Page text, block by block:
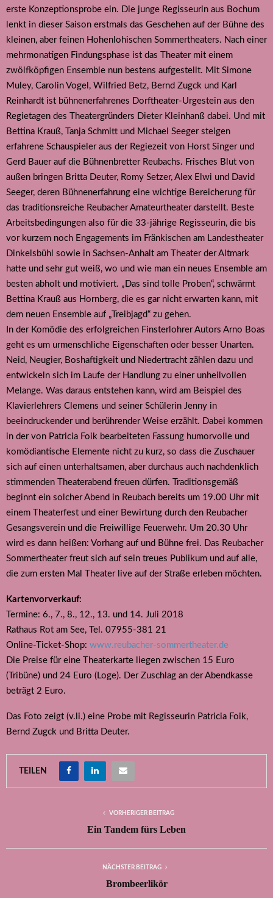
erste Konzeptionsprobe ein. Die junge Regisseurin aus Bochum
lenkt in dieser Saison erstmals das Geschehen auf der Bühne des
kleinen, aber feinen Hohenlohischen Sommertheaters. Nach einer
mehrmonatigen Findungsphase ist das Theater mit einem
zwölfköpfigen Ensemble nun bestens aufgestellt. Mit Simone
Muley, Carolin Vogel, Wilfried Betz, Bernd Zugck und Karl
Reinhardt ist bühnenerfahrenes Dorftheater-Urgestein aus den
Regietagen des Theatergründers Dieter Kleinhanß dabei. Und mit
Bettina Krauß, Tanja Schmitt und Michael Seeger steigen
erfahrene Schauspieler aus der Regiezeit von Horst Singer und
Gerd Bauer auf die Bühnenbretter Reubachs. Frisches Blut von
außen bringen Britta Deuter, Romy Setzer, Alex Elwi und David
Seeger, deren Bühnenerfahrung eine wichtige Bereicherung für
das traditionsreiche Reubacher Amateurtheater darstellt. Beste
Arbeitsbedingungen also für die 33-jährige Regisseurin, die bis
vor kurzem noch Engagements im Fränkischen am Landestheater
Dinkelsbühl sowie in Sachsen-Anhalt am Theater der Altmark
hatte und sehr gut weiß, wo und wie man ein neues Ensemble am
besten abholt und motiviert. „Das sind tolle Proben“, schwärmt
Bettina Krauß aus Hornberg, die es gar nicht erwarten kann, mit
dem neuen Ensemble auf „Treibjagd“ zu gehen.
In der Komödie des erfolgreichen Finsterlohrer Autors Arno Boas
geht es um urmenschliche Eigenschaften oder besser Unarten.
Neid, Neugier, Boshaftigkeit und Niedertracht zählen dazu und
entwickeln sich im Laufe der Handlung zu einer unheilvollen
Melange. Was daraus entstehen kann, wird am Beispiel des
Klavierlehrers Clemens und seiner Schülerin Jenny in
beeindruckender und berührender Weise erzählt. Dabei kommen
in der von Patricia Foik bearbeiteten Fassung humorvolle und
komödiantische Elemente nicht zu kurz, so dass die Zuschauer
sich auf einen unterhaltsamen, aber durchaus auch nachdenklich
stimmenden Theaterabend freuen dürfen. Traditionsgemäß
beginnt ein solcher Abend in Reubach bereits um 19.00 Uhr mit
einem Theaterfest und einer Bewirtung durch den Reubacher
Gesangsverein und die Freiwillige Feuerwehr. Um 20.30 Uhr
wird es dann heißen: Vorhang auf und Bühne frei. Das Reubacher
Sommertheater freut sich auf sein treues Publikum und auf alle,
die zum ersten Mal Theater live auf der Straße erleben möchten.
Kartenvorverkauf:
Termine: 6., 7., 8., 12., 13. und 14. Juli 2018
Rathaus Rot am See, Tel. 07955-381 21
Online-Ticket-Shop: www.reubacher-sommertheater.de
Die Preise für eine Theaterkarte liegen zwischen 15 Euro
(Tribüne) und 24 Euro (Loge). Der Zuschlag an der Abendkasse
beträgt 2 Euro.
Das Foto zeigt (v.li.) eine Probe mit Regisseurin Patricia Foik,
Bernd Zugck und Britta Deuter.
TEILEN
VORHERIGER BEITRAG
Ein Tandem fürs Leben
NÄCHSTER BEITRAG
Brombeerlikör